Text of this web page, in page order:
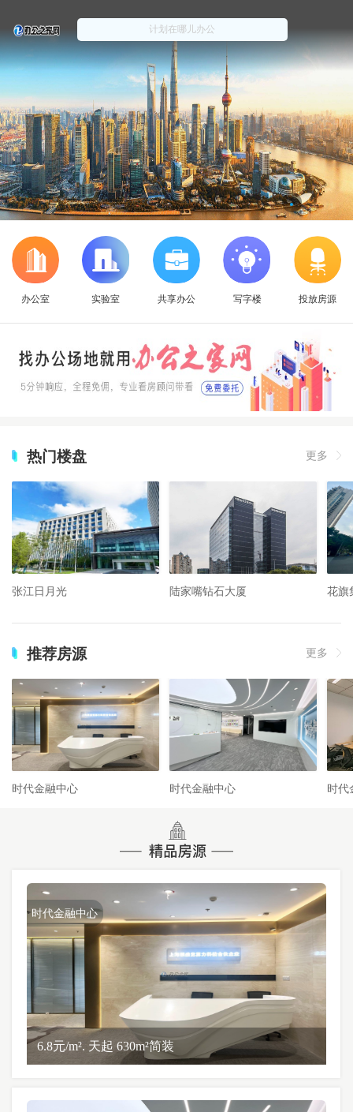
办公室 实验室 共享办公 写字楼 投放房源
热门楼盘 更多
张江日月光 陆家嘴钻石大厦 花旗
推荐房源 更多
时代金融中心 时代金融中心 时代
时代金融中心
6.8元/m². 天起 630m²简装